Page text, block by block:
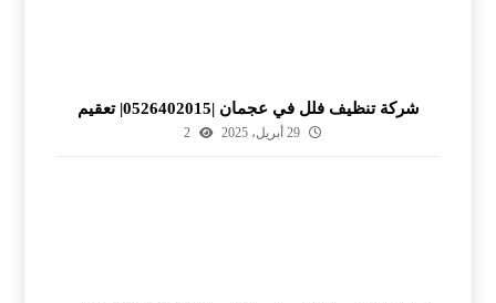
شركة تنظيف فلل في عجمان |0526402015| تعقيم
29 أبريل، 2025 2